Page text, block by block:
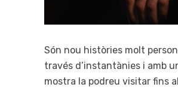
Són nou històries molt
través d’instantànies i amb
mostra la podreu visitar fins